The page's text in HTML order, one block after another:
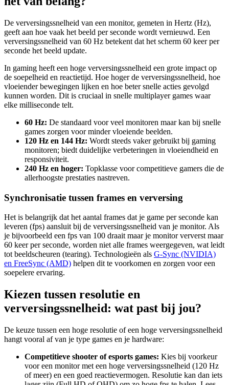
De verversingssnelheid van een monitor, gemeten in Hertz (Hz),
geeft aan hoe vaak het beeld per seconde wordt vernieuwd. Een
verversingssnelheid van 60 Hz betekent dat het scherm 60 keer per
seconde het beeld update.
In gaming heeft een hoge verversingssnelheid een grote impact op
de soepelheid en reactietijd. Hoe hoger de verversingssnelheid, hoe
vloeiender bewegingen lijken en hoe beter snelle acties gevolgd
kunnen worden. Dit is cruciaal in snelle multiplayer games waar
elke milliseconde telt.
60 Hz: De standaard voor veel monitoren maar kan bij snelle
games zorgen voor minder vloeiende beelden.
120 Hz en 144 Hz: Wordt steeds vaker gebruikt bij gaming
monitoren; biedt duidelijke verbeteringen in vloeiendheid en
responsiviteit.
240 Hz en hoger: Topklasse voor competitieve gamers die de
allerhoogste prestaties nastreven.
Synchronisatie tussen frames en verversing
Het is belangrijk dat het aantal frames dat je game per seconde kan
leveren (fps) aansluit bij de verversingssnelheid van je monitor. Als
je bijvoorbeeld een fps van 100 draait maar je monitor ververst maar
60 keer per seconde, worden niet alle frames weergegeven, wat leidt
tot beeldscheuren (tearing). Technologieën als G-Sync (NVIDIA)
en FreeSync (AMD) helpen dit te voorkomen en zorgen voor een
soepelere ervaring.
Kiezen tussen resolutie en
verversingssnelheid: wat past bij jou?
De keuze tussen een hoge resolutie of een hoge verversingssnelheid
hangt vooral af van je type games en je hardware:
Competitieve shooter of esports games: Kies bij voorkeur
voor een monitor met een hoge verversingssnelheid (120 Hz
of meer) en een goed reactievermogen. Resolutie kan dan iets